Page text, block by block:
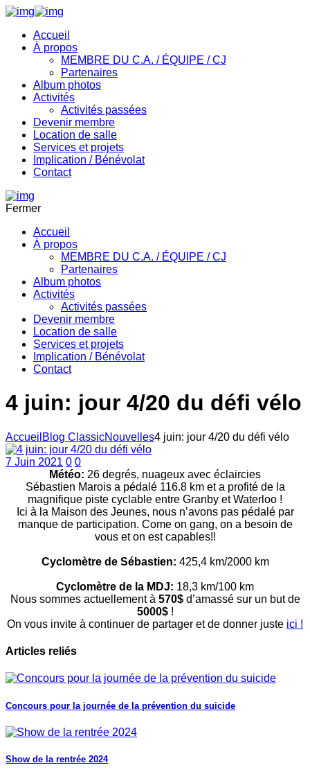
Accueil
À propos
MEMBRE DU C.A. / ÉQUIPE / CJ
Partenaires
Album photos
Activités
Activités passées
Devenir membre
Location de salle
Services et projets
Implication / Bénévolat
Contact
Fermer
Accueil
À propos
MEMBRE DU C.A. / ÉQUIPE / CJ
Partenaires
Album photos
Activités
Activités passées
Devenir membre
Location de salle
Services et projets
Implication / Bénévolat
Contact
4 juin: jour 4/20 du défi vélo
Accueil Blog ClassicNouvelles4 juin: jour 4/20 du défi vélo
7 Juin 2021 0 0
Météo: 26 degrés, nuageux avec éclaircies
Sébastien Marois a pédalé 116.8 km et a profité de la
magnifique piste cyclable entre Granby et Waterloo !
Ici à la Maison des Jeunes, nous n’avons pas pédalé par
manque de participation. Come on gang, on a besoin de
vous et on est capables!!
Cyclomètre de Sébastien: 425,4 km/2000 km
Cyclomètre de la MDJ: 18,3 km/100 km
Nous sommes actuellement à 570$d’amassé sur un but de
5000$!
On vous invite à continuer de partager et de donner juste ici !
Articles reliés
Concours pour la journée de la prévention du suicide
Show de la rentrée 2024